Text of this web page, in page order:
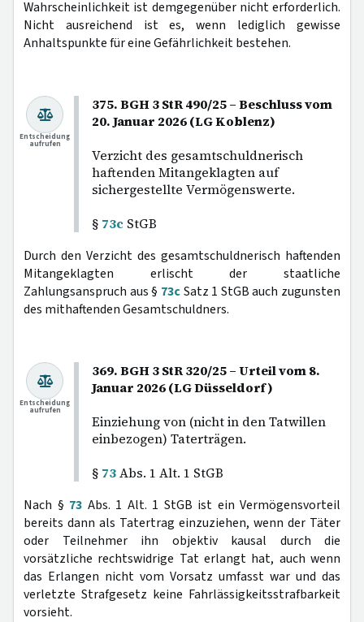
Wahrscheinlichkeit ist demgegenüber nicht erforderlich.
Nicht ausreichend ist es, wenn lediglich gewisse
Anhaltspunkte für eine Gefährlichkeit bestehen.
375. BGH 3 StR 490/25 – Beschluss vom
20. Januar 2026 (LG Koblenz)
Verzicht des gesamtschuldnerisch
haftenden Mitangeklagten auf
sichergestellte Vermögenswerte.
§ 73c StGB
Entscheidung
aufrufen
Durch den Verzicht des gesamtschuldnerisch haftenden
Mitangeklagten erlischt der staatliche
Zahlungsanspruch aus § 73cSatz 1 StGB auch zugunsten
des mithaftenden Gesamtschuldners.
369. BGH 3 StR 320/25 – Urteil vom 8.
Januar 2026 (LG Düsseldorf)
Einziehung von (nicht in den Tatwillen
einbezogen) Taterträgen.
§ 73Abs. 1 Alt. 1 StGB
Entscheidung
aufrufen
Nach § 73 Abs. 1 Alt. 1 StGB ist ein Vermögensvorteil
bereits dann als Tatertrag einzuziehen, wenn der Täter
oder Teilnehmer ihn objektiv kausal durch die
vorsätzliche rechtswidrige Tat erlangt hat, auch wenn
das Erlangen nicht vom Vorsatz umfasst war und das
verletzte Strafgesetz keine Fahrlässigkeitsstrafbarkeit
vorsieht.